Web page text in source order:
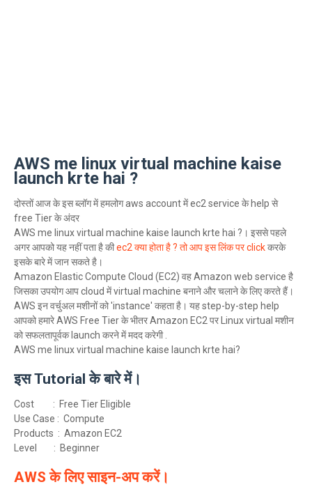
AWS me linux virtual machine kaise
launch krte hai ?
दोस्तों आज के इस ब्लॉग में हमलोग aws account में ec2 service के help से
free Tier के अंदर
AWS me linux virtual machine kaise launch krte hai ?। इससे पहले
अगर आपको यह नहीं पता है कीec2 क्या होता है ? तो आप इस लिंक पर clickकरके
इसके बारे में जान सकते है।
Amazon Elastic Compute Cloud (EC2) वह Amazon web service है
जिसका उपयोग आप cloud में virtual machine बनाने और चलाने के लिए करते हैं।
AWS इन वर्चुअल मशीनों को 'instance' कहता है। यह step-by-step help
आपको हमारे AWS Free Tier के भीतर Amazon EC2 पर Linux virtual मशीन
को सफलतापूर्वक launch करने में मदद करेगी .
AWS me linux virtual machine kaise launch krte hai?
इस Tutorial के बारे में।
Cost : Free Tier Eligible
Use Case : Compute
Products : Amazon EC2
Level : Beginner
AWS के लिए साइन-अप करें।